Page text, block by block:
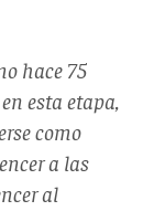
hace 75
esta etapa,
como
a las
al